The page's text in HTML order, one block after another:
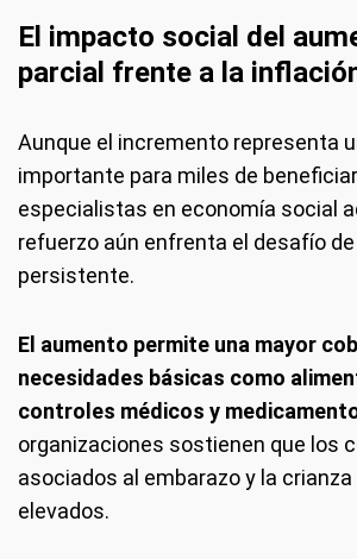
El impacto social del
parcial frente a la
Aunque el incremento representa
importante para miles de
especialistas en economía social
refuerzo aún enfrenta el desafío
persistente.
El aumento permite una mayor
necesidades básicas como
controles médicos y
organizaciones sostienen que los
asociados al embarazo y la
elevados.